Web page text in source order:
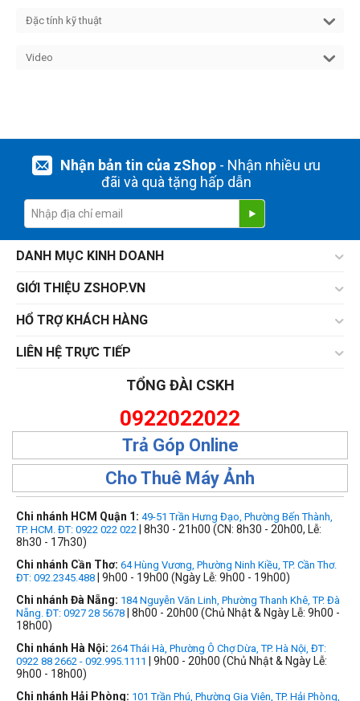
Đặc tính kỹ thuật
Video
Nhận bản tin của zShop- Nhận nhiều ưu
đãi và quà tặng hấp dẫn
DANH MỤC KINH DOANH
GIỚI THIỆU ZSHOP.VN
HỔ TRỢ KHÁCH HÀNG
LIÊN HỆ TRỰC TIẾP
TỔNG ĐÀI CSKH
0922022022
Trả Góp Online
Cho Thuê Máy Ảnh
Chi nhánh HCM Quận 1: 49-51 Trần Hưng Đạo, Phường Bến Thành,
TP. HCM. ĐT: 0922 022 022 | 8h30 - 21h00 (CN: 8h30 - 20h00, Lễ:
8h30 - 17h30)
Chi nhánh Cần Thơ: 64 Hùng Vương, Phường Ninh Kiều, TP. Cần Thơ.
ĐT: 092.2345.488 | 9h00 - 19h00 (Ngày Lễ: 9h00 - 19h00)
Chi nhánh Đà Nẵng: 184 Nguyễn Văn Linh, Phường Thanh Khê, TP. Đà
Nẵng. ĐT: 0927 28 5678 | 8h00 - 20h00 (Chủ Nhật & Ngày Lễ: 9h00 -
18h00)
Chi nhánh Hà Nội: 264 Thái Hà, Phường Ô Chợ Dừa, TP. Hà Nội, ĐT:
0922 88 2662 - 092.995.1111
| 9h00 - 20h00 (Chủ Nhật & Ngày Lễ:
9h00 - 18h00)
Chi nhánh Hải Phòng: 101 Trần Phú, Phường Gia Viên, TP. Hải Phòng,